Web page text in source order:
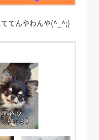
てんやわんや(^_^;)